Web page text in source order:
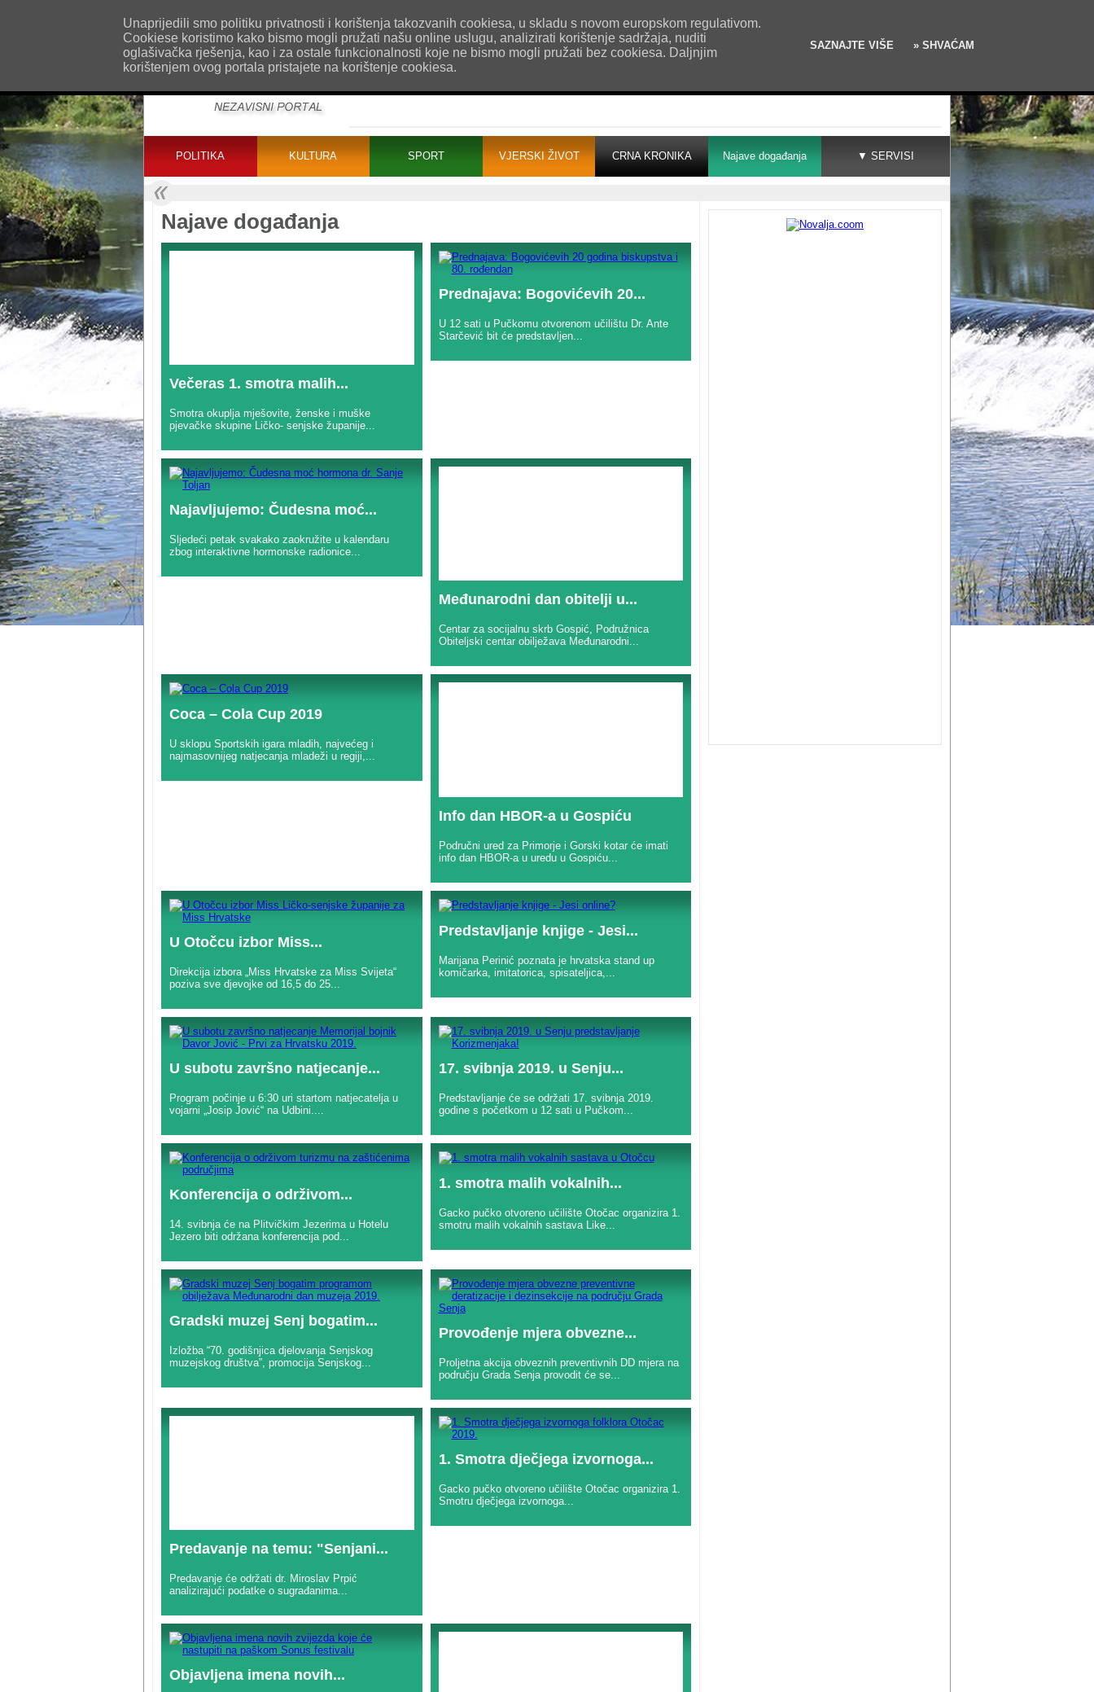
O nama Kontakt Oglašavanje Impresum Uvjeti korištenja Pošaljite nam vijest!
POLITIKA KULTURA SPORT VJERSKI ŽIVOT CRNA KRONIKA Najave događanja ▼ SERVISI
Najave događanja
Večeras 1. smotra malih...
Smotra okuplja mješovite, ženske i muške
pjevačke skupine Ličko- senjske županije...
Prednajava: Bogovićevih 20...
U 12 sati u Pučkomu otvorenom učilištu Dr. Ante
Starčević bit će predstavljen...
Najavljujemo: Čudesna moć...
Sljedeći petak svakako zaokružite u kalendaru
zbog interaktivne hormonske radionice...
Međunarodni dan obitelji u...
Centar za socijalnu skrb Gospić, Podružnica
Obiteljski centar obilježava Međunarodni...
Coca – Cola Cup 2019
U sklopu Sportskih igara mladih, najvećeg i
najmasovnijeg natjecanja mladeži u regiji,...
Info dan HBOR-a u Gospiću
Područni ured za Primorje i Gorski kotar će imati
info dan HBOR-a u uredu u Gospiću...
U Otočcu izbor Miss...
Direkcija izbora „Miss Hrvatske za Miss Svijeta“
poziva sve djevojke od 16,5 do 25...
Predstavljanje knjige - Jesi...
Marijana Perinić poznata je hrvatska stand up
komičarka, imitatorica, spisateljica,...
U subotu završno natjecanje...
Program počinje u 6:30 uri startom natjecatelja u
vojarni „Josip Jović“ na Udbini....
17. svibnja 2019. u Senju...
Predstavljanje će se održati 17. svibnja 2019.
godine s početkom u 12 sati u Pučkom...
Konferencija o održivom...
14. svibnja će na Plitvičkim Jezerima u Hotelu
Jezero biti održana konferencija pod...
1. smotra malih vokalnih...
Gacko pučko otvoreno učilište Otočac organizira 1.
smotru malih vokalnih sastava Like...
Gradski muzej Senj bogatim...
Izložba “70. godišnjica djelovanja Senjskog
muzejskog društva”, promocija Senjskog...
Provođenje mjera obvezne...
Proljetna akcija obveznih preventivnih DD mjera na
području Grada Senja provodit će se...
Predavanje na temu: "Senjani...
Predavanje će održati dr. Miroslav Prpić
analizirajući podatke o sugrađanima...
1. Smotra dječjega izvornoga...
Gacko pučko otvoreno učilište Otočac organizira 1.
Smotru dječjega izvornoga...
Objavljena imena novih...
Unaprijedili smo politiku privatnosti i korištenja takozvanih cookiesa, u skladu s novom europskom regulativom.
Cookiese koristimo kako bismo mogli pružati našu online uslugu, analizirati korištenje sadržaja, nuditi
oglašivačka rješenja, kao i za ostale funkcionalnosti koje ne bismo mogli pružati bez cookiesa. Daljnjim
korištenjem ovog portala pristajete na korištenje cookiesa.
SAZNAJTE VIŠE » SHVAĆAM